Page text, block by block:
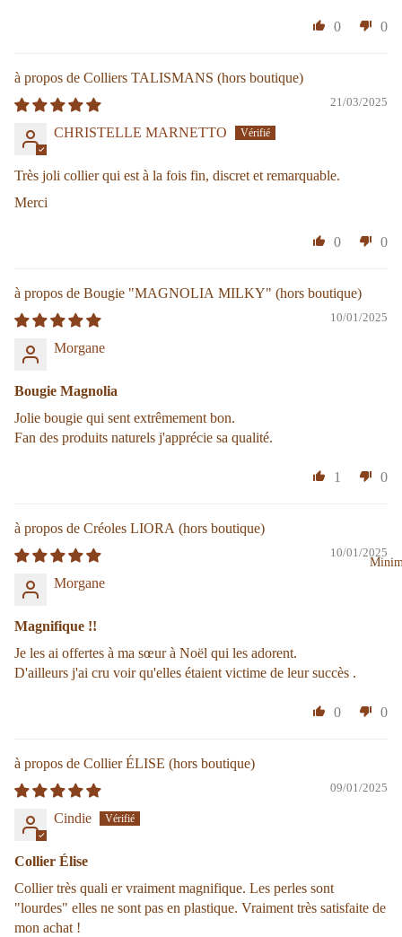
0 0
Colliers TALISMANS
21/03/2025
CHRISTELLE MARNETTO
Très joli collier qui est à la fois fin, discret et remarquable.
Merci
0 0
Bougie "MAGNOLIA MILKY"
10/01/2025
Morgane
Bougie Magnolia
Jolie bougie qui sent extrêmement bon.
Fan des produits naturels j'apprécie sa qualité.
1 0
Créoles LIORA
10/01/2025
Morgane
Magnifique !!
Je les ai offertes à ma sœur à Noël qui les adorent.
D'ailleurs j'ai cru voir qu'elles étaient victime de leur succès .
0 0
Collier ÉLISE
09/01/2025
Cindie
Collier Élise
Collier très quali er vraiment magnifique. Les perles sont
"lourdes" elles ne sont pas en plastique. Vraiment très satisfaite de
mon achat !